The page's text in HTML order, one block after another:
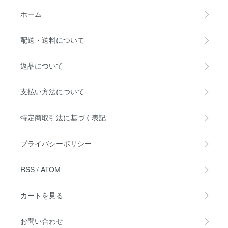
ホーム
配送・送料について
返品について
支払い方法について
特定商取引法に基づく表記
プライバシーポリシー
RSS / ATOM
カートを見る
お問い合わせ